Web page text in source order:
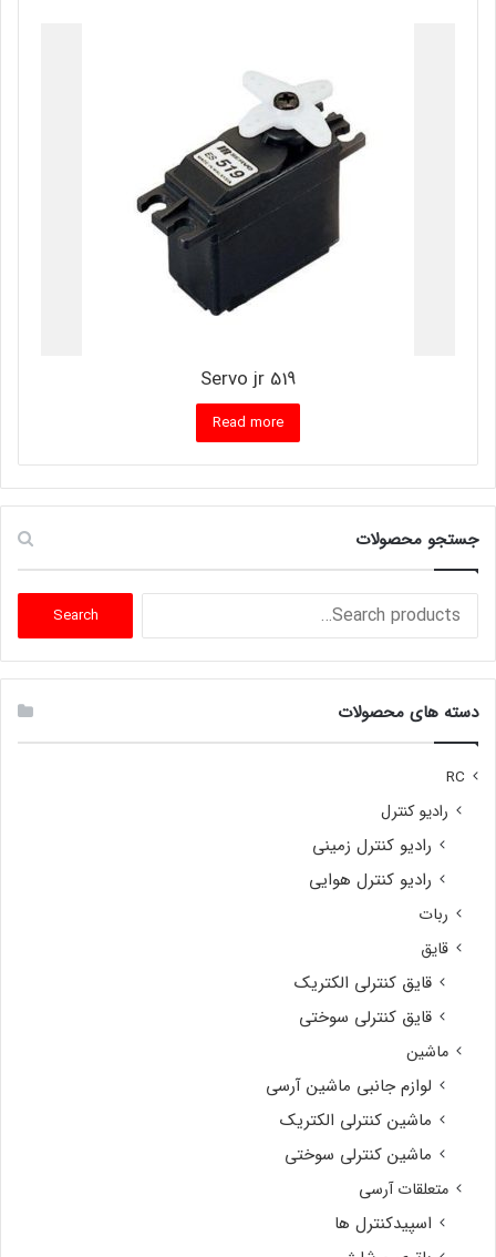
Servo jr 519
Read more
جستجو محصولات
Search
Search
دسته های محصولات
RC
رادیو کنترل
رادیو کنترل زمینی
رادیو کنترل هوایی
ربات
قایق
قایق کنترلی الکتریک
قایق کنترلی سوختی
ماشین
لوازم جانبی ماشین آرسی
ماشین کنترلی الکتریک
ماشین کنترلی سوختی
متعلقات آرسی
اسپیدکنترل ها